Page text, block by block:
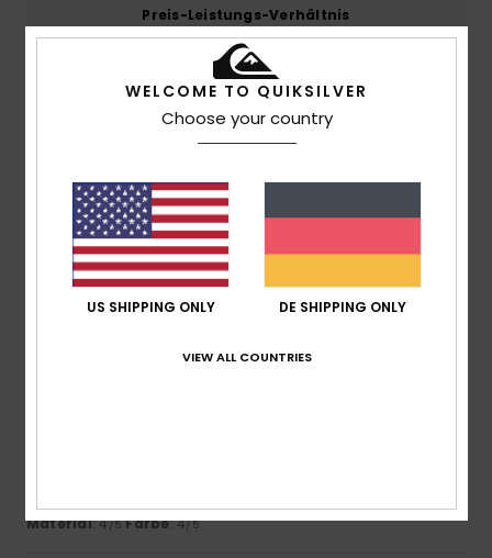
Preis-Leistungs-Verhältnis
3.5
Farbe
Material: 4/5 Farbe: 4/5
WELCOME TO QUIKSILVER
Choose your country
US SHIPPING ONLY DE SHIPPING ONLY
VIEW ALL COUNTRIES